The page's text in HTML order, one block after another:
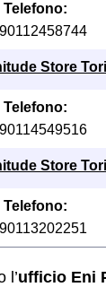
Telefono:
Store
Telefono:
Store
Telefono:
l’ufficio Eni